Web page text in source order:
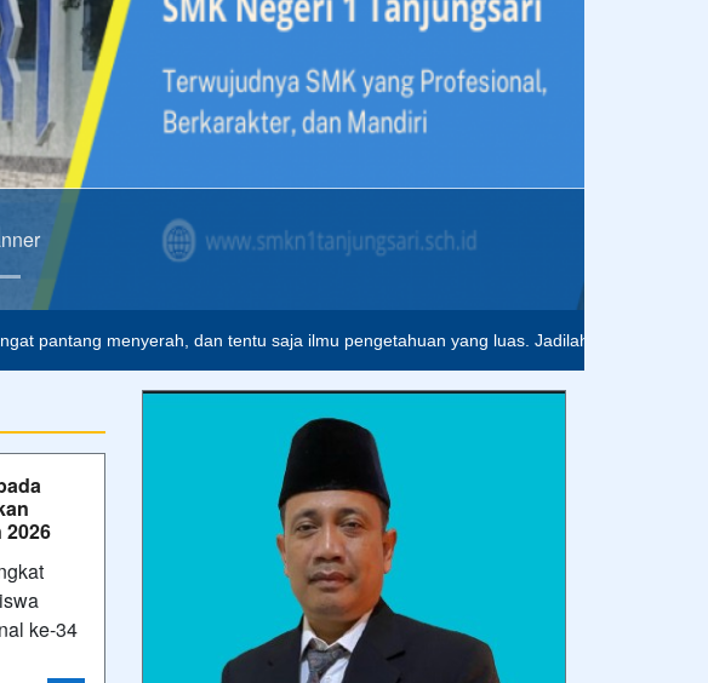
pantang menyerah, dan tentu saja ilmu pengetahuan yang luas. Jadilah pribadi yang
2026
ke-34